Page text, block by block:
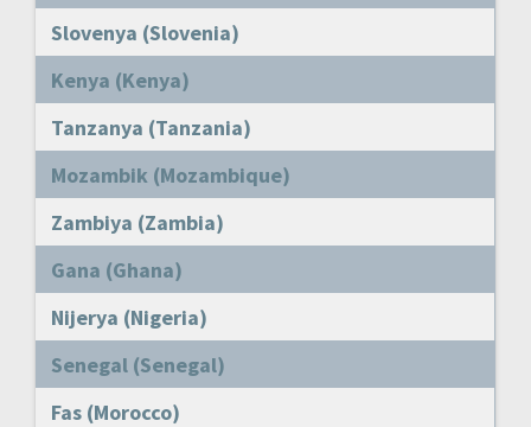
Slovenya (Slovenia)
Kenya (Kenya)
Tanzanya (Tanzania)
Mozambik (Mozambique)
Zambiya (Zambia)
Gana (Ghana)
Nijerya (Nigeria)
Senegal (Senegal)
Fas (Morocco)